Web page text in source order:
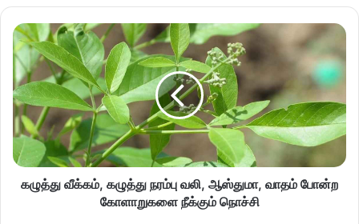
கழுத்து வீக்கம், கழுத்து நரம்பு வலி, ஆஸ்துமா, வாதம் போன்ற
கோளாறுகளை நீக்கும் நொச்சி